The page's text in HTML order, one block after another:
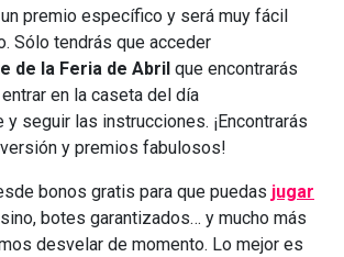
premio específico y será muy fácil
Sólo tendrás que acceder
de la Feria de Abril que encontrarás
entrar en la caseta del día
seguir las instrucciones. ¡Encontrarás
y premios fabulosos!
bonos gratis para que puedas jugar
botes garantizados… y mucho más
desvelar de momento. Lo mejor es